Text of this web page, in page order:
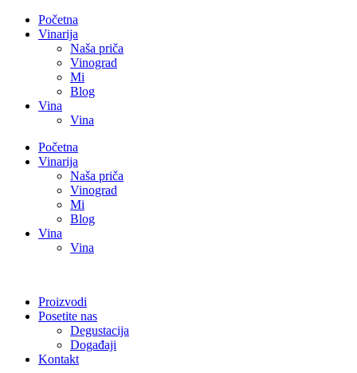
Početna
Vinarija
Naša priča
Vinograd
Mi
Blog
Vina
Vina
Početna
Vinarija
Naša priča
Vinograd
Mi
Blog
Vina
Vina
Proizvodi
Posetite nas
Degustacija
Događaji
Kontakt